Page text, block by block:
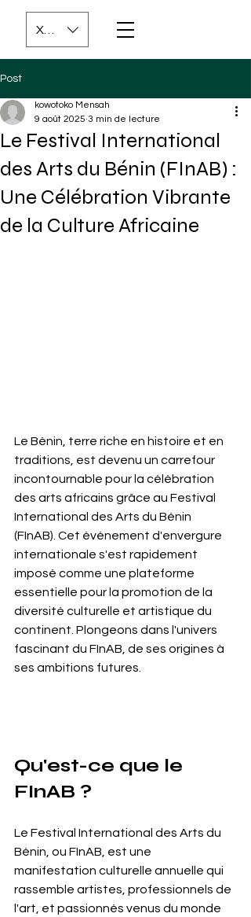
XOF (CFA)
Post
Le Festival International
des Arts du Bénin (FInAB) :
Une Célébration Vibrante
de la Culture Africaine
kowotoko Mensah
9 août 2025 3 min de lecture
Le Bénin, terre riche en histoire et en
traditions, est devenu un carrefour
incontournable pour la célébration
des arts africains grâce au Festival
International des Arts du Bénin
(FInAB). Cet événement d'envergure
internationale s'est rapidement
imposé comme une plateforme
essentielle pour la promotion de la
diversité culturelle et artistique du
continent. Plongeons dans l'univers
fascinant du FInAB, de ses origines à
ses ambitions futures.
Qu'est-ce que le
FInAB ?
Le Festival International des Arts du
Bénin, ou FInAB, est une
manifestation culturelle annuelle qui
rassemble artistes, professionnels de
l'art, et passionnés venus du monde